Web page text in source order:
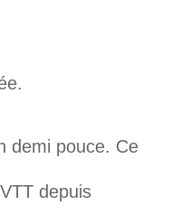
demi pouce. Ce
depuis